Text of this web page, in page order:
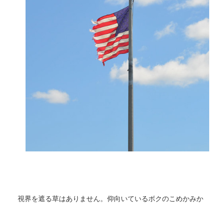
視界を遮る草はありません。仰向いているボクのこめかみか